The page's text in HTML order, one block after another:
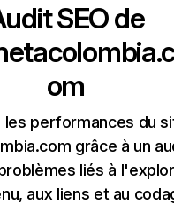
SEO de
om
les performances du
grâce à un
liés à
aux liens et au